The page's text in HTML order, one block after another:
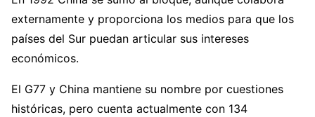
externamente y proporciona los medios para que los
países del Sur puedan articular sus intereses
económicos.
El G77 y China mantiene su nombre por cuestiones
históricas, pero cuenta actualmente con 134